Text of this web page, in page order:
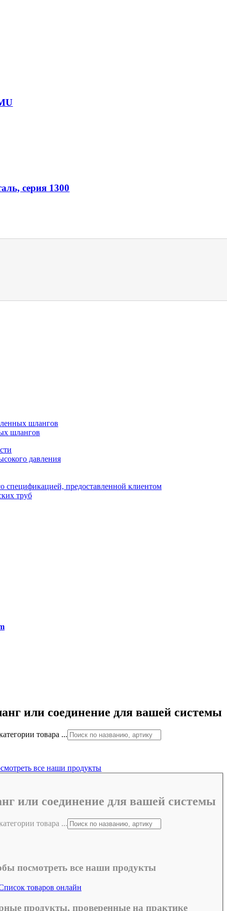
серия 1300
шлангов
шлангов
давления
спецификацией, предоставленной клиентом
труб
или соединение для вашей системы
товара ...
все наши продукты
или соединение для вашей системы
товара ...
посмотреть все наши продукты
товаров онлайн
продукты, проверенные на практике